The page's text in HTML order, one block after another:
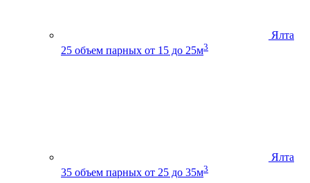
Ялта
25 объем парных от 15 до 25м3
Ялта
35 объем парных от 25 до 35м3